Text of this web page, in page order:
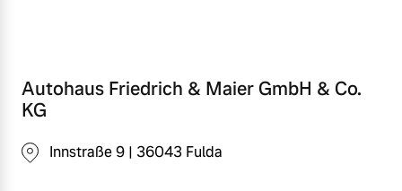
Autohaus Friedrich & Maier GmbH & Co.
KG
Innstraße 9 | 36043 Fulda